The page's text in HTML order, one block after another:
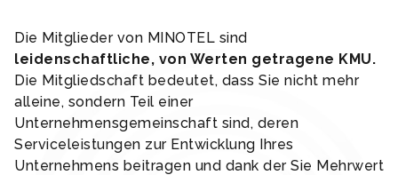
Die Mitglieder von MINOTEL sind
leidenschaftliche, von Werten getragene KMU.
Die Mitgliedschaft bedeutet, dass Sie nicht mehr
alleine, sondern Teil einer
Unternehmensgemeinschaft sind, deren
Serviceleistungen zur Entwicklung Ihres
Unternehmens beitragen und dank der Sie Mehrwert